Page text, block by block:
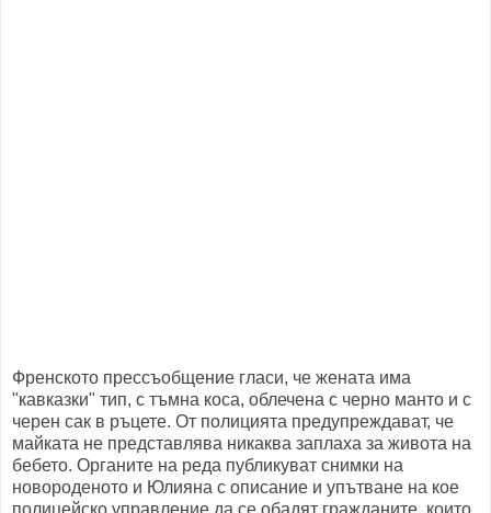
Френското прессъобщение гласи, че жената има
"кавказки" тип, с тъмна коса, облечена с черно манто и с
черен сак в ръцете. От полицията предупреждават, че
майката не представлява никаква заплаха за живота на
бебето. Органите на реда публикуват снимки на
новороденото и Юлияна с описание и упътване на кое
полицейско управление да се обадят гражданите, които